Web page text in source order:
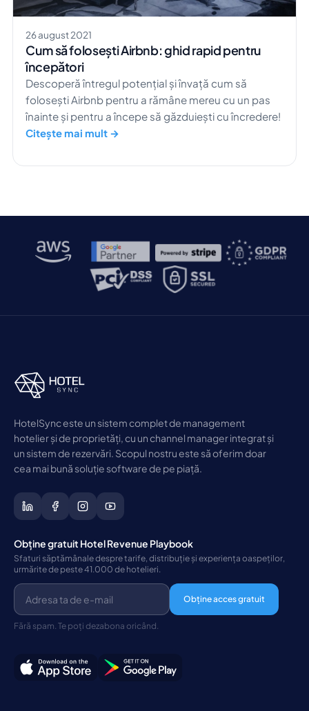
26 august 2021
Cum să folosești Airbnb: ghid rapid pentru
începători
Descoperă întregul potențial și învață cum să
folosești Airbnb pentru a rămâne mereu cu un pas
înainte și pentru a începe să găzduiești cu încredere!
Citește mai mult →
HotelSync este un sistem complet de management
hotelier și de proprietăți, cu un channel manager integrat și
un sistem de rezervări. Scopul nostru este să oferim doar
cea mai bună soluție software de pe piață.
Obține gratuit Hotel Revenue Playbook
Sfaturi săptămânale despre tarife, distribuție și experiența oaspeților,
urmărite de peste 41.000 de hotelieri.
Obține acces gratuit
Fără spam. Te poți dezabona oricând.